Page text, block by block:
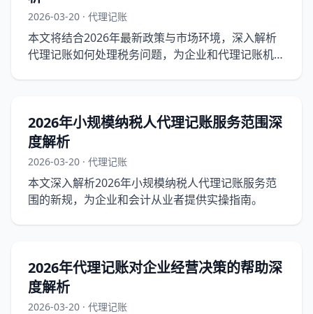
2026-03-20 · 代理记账
本文将结合2026年最新政策与市场环境，深入解析
代理记账如何处理税务问题，为企业和代理记账机构
2026年小规模纳税人代理记账服务范围深
度解析
2026-03-20 · 代理记账
本文深入解析2026年小规模纳税人代理记账服务范
围的新规，为企业和会计从业者提供实操指南。
2026年代理记账对企业经营决策的帮助深
度解析
2026-03-20 · 代理记账